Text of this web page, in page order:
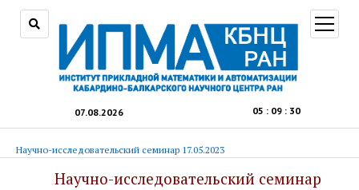
07.08.2026 05 : 09 : 31
меню
Научно-исследовательский семинар 17.05.2023
Научно-исследовательский семинар